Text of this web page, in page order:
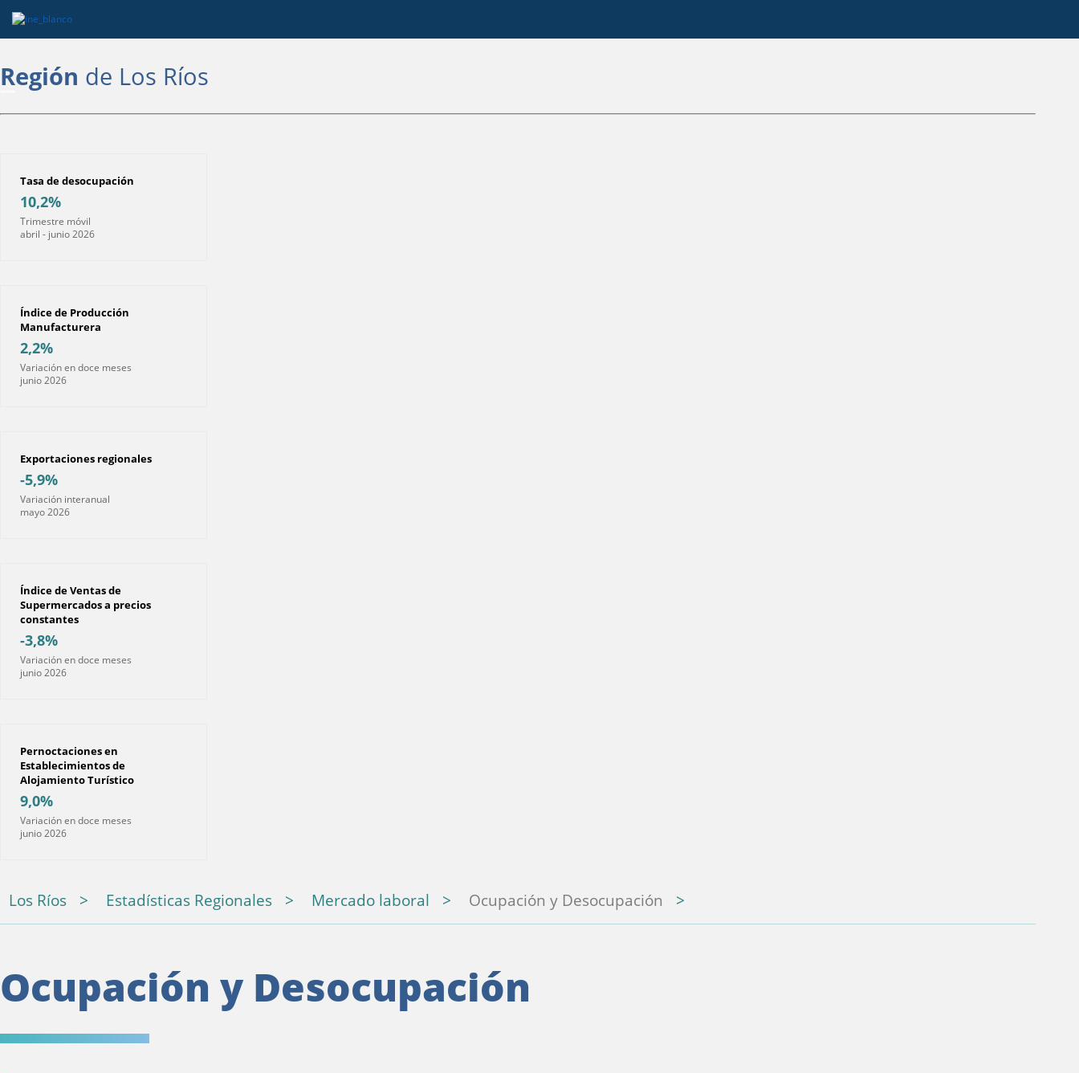
Región de Los Ríos
Tasa de desocupación
10,2%
Trimestre móvil
abril - junio 2026
Índice de Producción
Manufacturera
2,2%
Variación en doce meses
junio 2026
Exportaciones regionales
-5,9%
Variación interanual
mayo 2026
Índice de Ventas de
Supermercados a precios
constantes
-3,8%
Variación en doce meses
junio 2026
Pernoctaciones en
Establecimientos de
Alojamiento Turístico
9,0%
Variación en doce meses
junio 2026
Los Ríos Estadísticas Regionales Mercado laboral Ocupación y Desocupación
Ocupación y Desocupación